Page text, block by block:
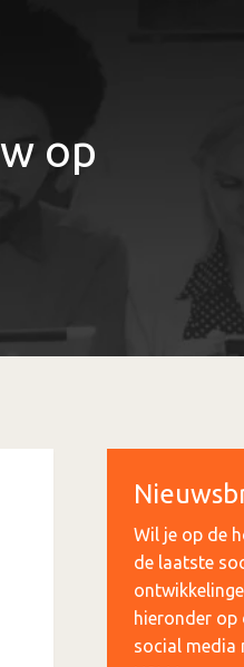
op
Wil je op de
de laatste
hieronder op
social media